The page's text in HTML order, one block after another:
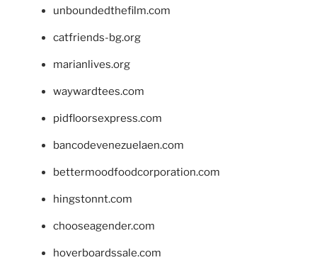
unboundedthefilm.com
catfriends-bg.org
marianlives.org
waywardtees.com
pidfloorsexpress.com
bancodevenezuelaen.com
bettermoodfoodcorporation.com
hingstonnt.com
chooseagender.com
hoverboardssale.com